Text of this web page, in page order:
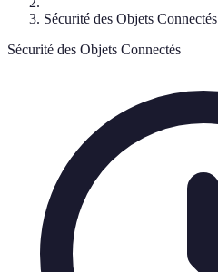
Sécurité des Objets Connectés
Sécurité des Objets Connectés